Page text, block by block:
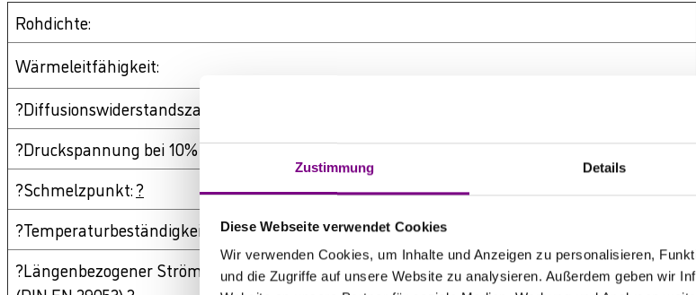
Zustimmung Details
Diese Webseite verwendet Cookies
Wir verwenden Cookies, um Inhalte und Anzeigen zu personalisieren,
und die Zugriffe auf unsere Website zu analysieren. Außerdem geben wir
Rohdichte:
Wärmeleitfähigkeit:
?Diffusionswiderstandszahl:
?Druckspannung bei 10% Stauchung:?
?Schmelzpunkt:?
?Temperaturbeständigkeit:
?Längenbezogener Strömungswiderstand r